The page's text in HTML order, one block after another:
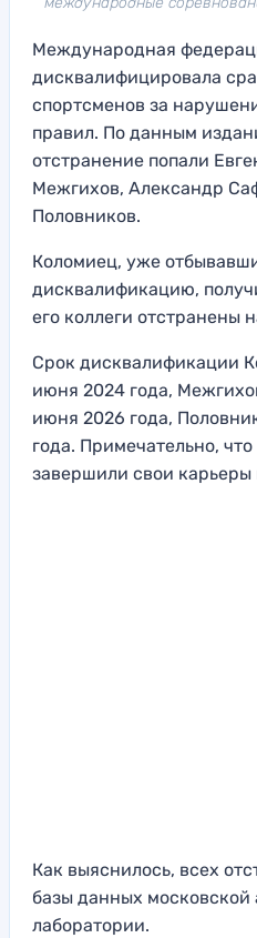
Международная
дисквалифицировала
спортсменов за
правил. По данным
отстранение попали
Межгихов, Александр
Половников.
Коломиец, уже
дисквалификацию,
его коллеги отстранены
Срок дисквалификации
июня 2024 года,
июня 2026 года,
года. Примечательно,
завершили свои карьеры
Как выяснилось, всех
базы данных московской
лаборатории.